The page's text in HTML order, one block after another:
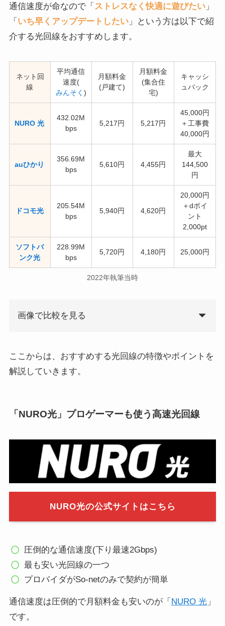
通信速度が命なので「 ストレスなく快適に遊びたい」
「 いち早くアップデートしたい」という方は以下で紹
介する光回線をおすすめします。
ネット回
線
平均通信
速度(
みんそく )
月額料金
(戸建て)
月額料金
(集合住
宅)
キャッシ
ュバック
NURO 光
432.02M
bps
5,217円 5,217円
45,000円
＋工事費
40,000円
auひかり
356.69M
bps
5,610円 4,455円
最大
144,500
円
ドコモ光
205.54M
bps
5,940円 4,620円
20,000円
＋dポイ
ント
2,000pt
ソフトバ
ンク光
228.99M
bps
5,720円 4,180円 25,000円
2022年執筆当時
画像で比較を見る
ここからは、おすすめする光回線の特徴やポイントを
解説していきます。
「NURO光」プロゲーマーも使う高速光回線
NURO光の公式サイトはこちら
圧倒的な通信速度(下り最速2Gbps)
最も安い光回線の一つ
プロバイダがSo-netのみで契約が簡単
通信速度は圧倒的で月額料金も安いのが「 NURO 光」
です。